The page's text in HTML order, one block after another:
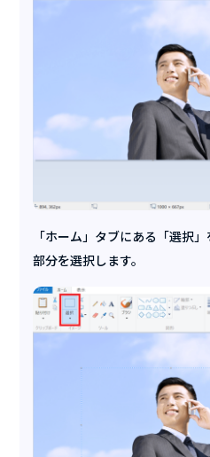
「ホーム」タブにある「選択
部分を選択します。